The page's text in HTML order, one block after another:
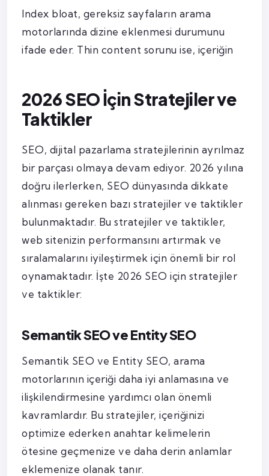
Index bloat, gereksiz sayfaların arama
motorlarında dizine eklenmesi durumunu
ifade eder. Thin content sorunu ise, içeriğin
2026 SEO İçin Stratejiler ve
Taktikler
SEO, dijital pazarlama stratejilerinin ayrılmaz
bir parçası olmaya devam ediyor. 2026 yılına
doğru ilerlerken, SEO dünyasında dikkate
alınması gereken bazı stratejiler ve taktikler
bulunmaktadır. Bu stratejiler ve taktikler,
web sitenizin performansını artırmak ve
sıralamalarını iyileştirmek için önemli bir rol
oynamaktadır. İşte 2026 SEO için stratejiler
ve taktikler:
Semantik SEO ve Entity SEO
Semantik SEO ve Entity SEO, arama
motorlarının içeriği daha iyi anlamasına ve
ilişkilendirmesine yardımcı olan önemli
kavramlardır. Bu stratejiler, içeriğinizi
optimize ederken anahtar kelimelerin
ötesine geçmenize ve daha derin anlamlar
eklemenize olanak tanır.